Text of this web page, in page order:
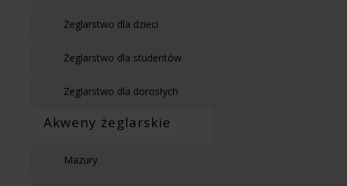
Żeglarstwo dla dzieci
Żeglarstwo dla studentów
Żeglarstwo dla dorosłych
Akweny żeglarskie
Mazury